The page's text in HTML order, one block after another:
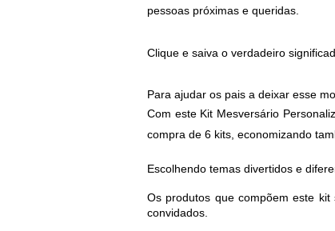
pessoas próximas e queridas.
Clique e saiva o verdadeiro
Para ajudar os pais a deixar esse
Com este Kit Mesversário
compra de 6 kits, economizando
Escolhendo temas divertidos e
Os produtos que compõem este
convidados.